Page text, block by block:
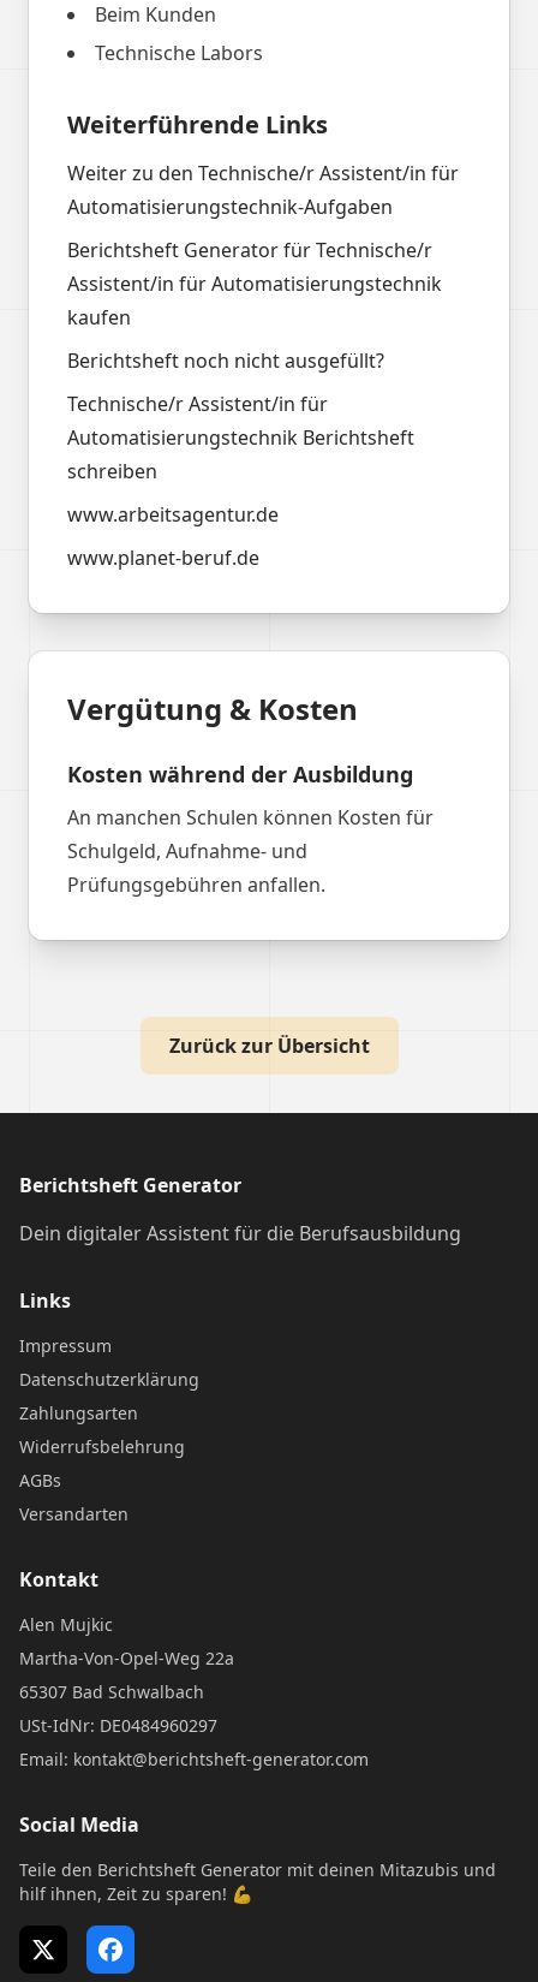
Beim Kunden
Technische Labors
Weiterführende Links
Weiter zu den Technische/r Assistent/in für
Automatisierungstechnik-Aufgaben
Berichtsheft Generator für Technische/r
Assistent/in für Automatisierungstechnik
kaufen
Berichtsheft noch nicht ausgefüllt?
Technische/r Assistent/in für
Automatisierungstechnik Berichtsheft
schreiben
www.arbeitsagentur.de
www.planet-beruf.de
Vergütung & Kosten
Kosten während der Ausbildung
An manchen Schulen können Kosten für
Schulgeld, Aufnahme- und
Prüfungsgebühren anfallen.
Zurück zur Übersicht
Berichtsheft Generator
Dein digitaler Assistent für die Berufsausbildung
Links
Impressum
Datenschutzerklärung
Zahlungsarten
Widerrufsbelehrung
AGBs
Versandarten
Kontakt
Alen Mujkic
Martha-Von-Opel-Weg 22a
65307 Bad Schwalbach
USt-IdNr: DE0484960297
Email: kontakt@berichtsheft-generator.com
Social Media
Teile den Berichtsheft Generator mit deinen Mitazubis und
hilf ihnen, Zeit zu sparen! 💪
X (Twitter)Facebook